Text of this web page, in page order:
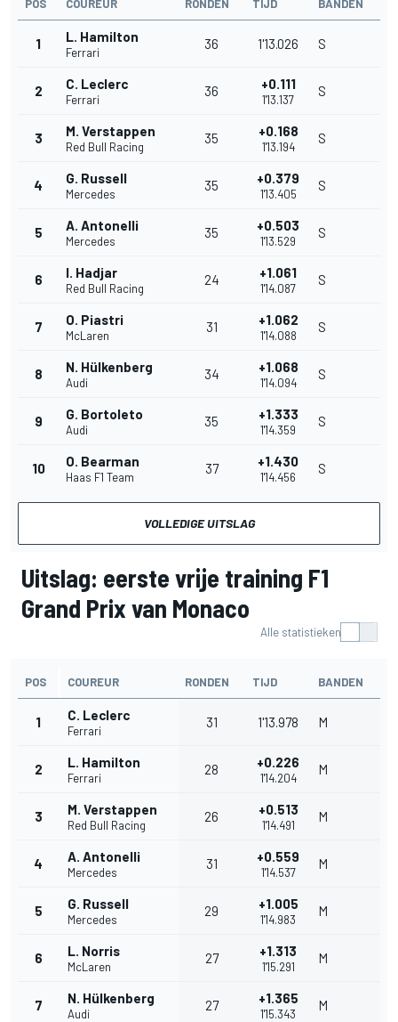
POS COUREUR RONDEN TIJD BANDEN
1 L. Hamilton
Ferrari
36 1'13.026 S
2 C. Leclerc
Ferrari
36 +0.111
1'13.137
S
3 M. Verstappen
Red Bull Racing
35 +0.168
1'13.194
S
4 G. Russell
Mercedes
35 +0.379
1'13.405
S
5 A. Antonelli
Mercedes
35 +0.503
1'13.529
S
6 I. Hadjar
Red Bull Racing
24 +1.061
1'14.087
S
7 O. Piastri
McLaren
31 +1.062
1'14.088
S
8 N. Hülkenberg
Audi
34 +1.068
1'14.094
S
9 G. Bortoleto
Audi
35 +1.333
1'14.359
S
10 O. Bearman
Haas F1 Team
37 +1.430
1'14.456
S
VOLLEDIGE UITSLAG
Uitslag: eerste vrije training F1
Grand Prix van Monaco
Alle statistieken
POS COUREUR RONDEN TIJD BANDEN
1 C. Leclerc
Ferrari
31 1'13.978 M
2 L. Hamilton
Ferrari
28 +0.226
1'14.204
M
3 M. Verstappen
Red Bull Racing
26 +0.513
1'14.491
M
4 A. Antonelli
Mercedes
31 +0.559
1'14.537
M
5 G. Russell
Mercedes
29 +1.005
1'14.983
M
6 L. Norris
McLaren
27 +1.313
1'15.291
M
7 N. Hülkenberg
Audi
27 +1.365
1'15.343
M